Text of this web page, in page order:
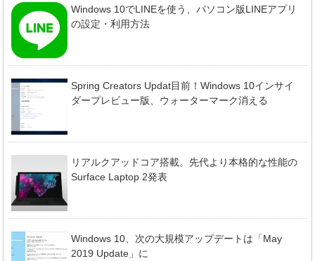
Windows 10でLINEを使う、パソコン版LINEアプリ
の設定・利用方法
Spring Creators Updat目前！Windows 10インサイ
ダープレビュー版、ウォーターマーク消える
リアルクアッドコア搭載。先代より本格的な性能の
Surface Laptop 2発表
Windows 10、次の大規模アップデートは「May
2019 Update」に